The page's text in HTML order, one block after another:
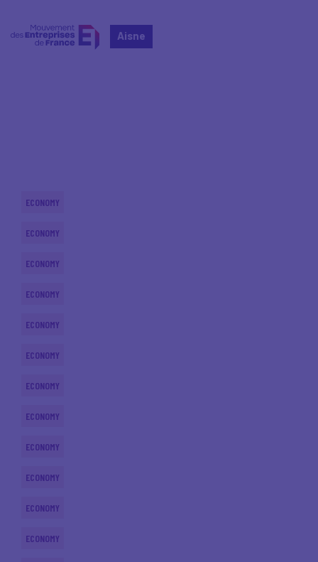
Aisne
ECONOMY
ECONOMY
ECONOMY
ECONOMY
ECONOMY
ECONOMY
ECONOMY
ECONOMY
ECONOMY
ECONOMY
ECONOMY
ECONOMY